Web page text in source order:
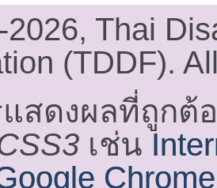
Thai
(TDDF).
แสดงผลที่ถูกต้
เช่น